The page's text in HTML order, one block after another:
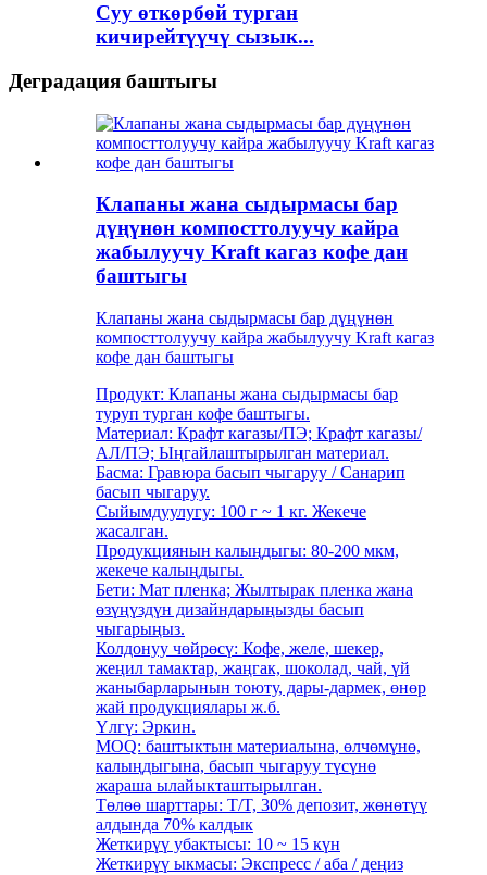
Суу өткөрбөй турган
кичирейтүүчү сызык...
Деградация баштыгы
Клапаны жана сыдырмасы бар
дүңүнөн компосттолуучу кайра
жабылуучу Kraft кагаз кофе дан
баштыгы
Клапаны жана сыдырмасы бар дүңүнөн
компосттолуучу кайра жабылуучу Kraft кагаз
кофе дан баштыгы
Продукт: Клапаны жана сыдырмасы бар
туруп турган кофе баштыгы.
Материал: Крафт кагазы/ПЭ; Крафт кагазы/
АЛ/ПЭ; Ыңгайлаштырылган материал.
Басма: Гравюра басып чыгаруу / Санарип
басып чыгаруу.
Сыйымдуулугу: 100 г ~ 1 кг. Жекече
жасалган.
Продукциянын калыңдыгы: 80-200 мкм,
жекече калыңдыгы.
Бети: Мат пленка; Жылтырак пленка жана
өзүңүздүн дизайндарыңызды басып
чыгарыңыз.
Колдонуу чөйрөсү: Кофе, желе, шекер,
жеңил тамактар, жаңгак, шоколад, чай, үй
жаныбарларынын тоюту, дары-дармек, өнөр
жай продукциялары ж.б.
Үлгү: Эркин.
MOQ: баштыктын материалына, өлчөмүнө,
калыңдыгына, басып чыгаруу түсүнө
жараша ылайыкташтырылган.
Төлөө шарттары: T/T, 30% депозит, жөнөтүү
алдында 70% калдык
Жеткирүү убактысы: 10 ~ 15 күн
Жеткирүү ыкмасы: Экспресс / аба / деңиз